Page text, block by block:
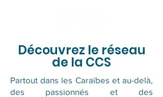
Découvrez le réseau
de la CCS
Partout dans les Caraïbes et au-delà,
des passionnés et des